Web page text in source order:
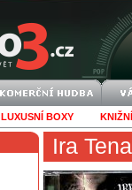
LUXUSNÍ BOXY
Ira